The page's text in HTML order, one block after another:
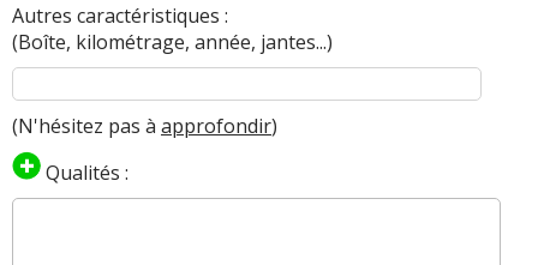
Autres caractéristiques :
(Boîte, kilométrage, année, jantes...)
(N'hésitez pas à approfondir)
Qualités :